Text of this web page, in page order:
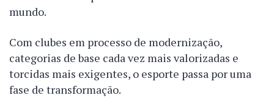
mundo.
Com clubes em processo de modernização,
categorias de base cada vez mais valorizadas e
torcidas mais exigentes, o esporte passa por uma
fase de transformação.